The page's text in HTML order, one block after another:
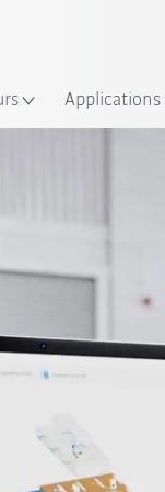
Applications
Tuto vidéo